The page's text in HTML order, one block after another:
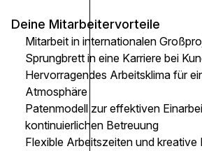
Deine Mitarbeitervorteile
Mitarbeit in internationalen
Sprungbrett in eine Karriere bei
Hervorragendes Arbeitsklima für
Atmosphäre
Patenmodell zur effektiven
kontinuierlichen Betreuung
Flexible Arbeitszeiten und kreative